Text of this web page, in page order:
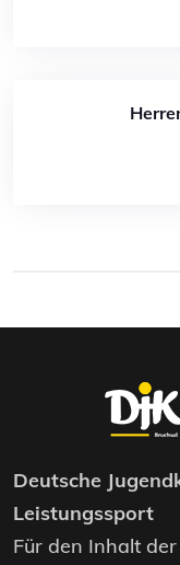
Deutsche
Leistungssport
Für den Inhalt